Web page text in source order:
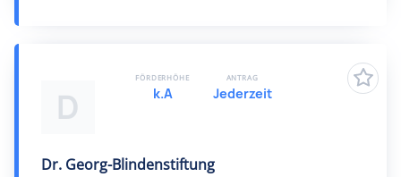
D
Dr. Georg-Blindenstiftung
FÖRDERHÖHE
k.A
ANTRAG
Jederzeit